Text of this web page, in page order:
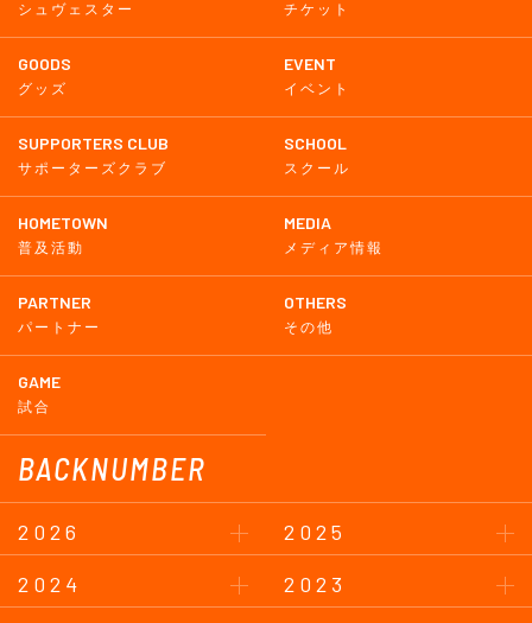
シュヴェスター チケット
GOODS
グッズ
EVENT
イベント
SUPPORTERS CLUB
サポーターズクラブ
SCHOOL
スクール
HOMETOWN
普及活動
MEDIA
メディア情報
PARTNER
パートナー
OTHERS
その他
GAME
試合
BACKNUMBER
2026
2025
2024
2023